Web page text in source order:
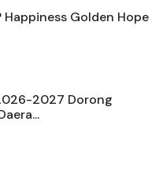
Happiness Golden Hope
2027 Dorong